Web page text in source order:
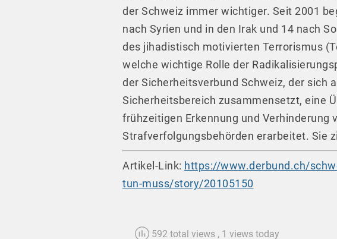
der Schweiz immer wichtiger. Seit 2001
nach Syrien und in den Irak und 14 nach
des jihadistisch motivierten Terrorismus
welche wichtige Rolle der
der Sicherheitsverbund Schweiz, der sich
Sicherheitsbereich zusammensetzt, eine
frühzeitigen Erkennung und Verhinderung
Strafverfolgungsbehörden erarbeitet. Sie
Artikel-Link: https://www.derbund.ch/
tun-muss/story/20105150
592 total views , 1 views today